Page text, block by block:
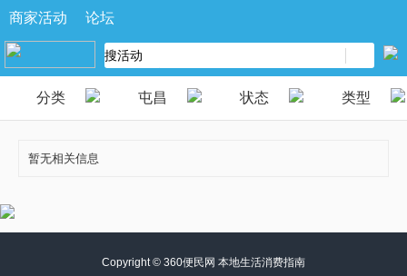
商家活动 论坛
分类 屯昌 状态 类型
暂无相关信息
Copyright © 360便民网 本地生活消费指南